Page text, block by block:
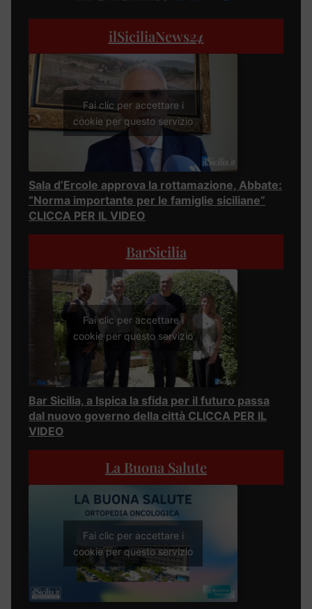
ilSiciliaNews24
Fai clic per accettare i
cookie per questo servizio
Sala d’Ercole approva la rottamazione, Abbate:
“Norma importante per le famiglie siciliane”
CLICCA PER IL VIDEO
BarSicilia
Fai clic per accettare i
cookie per questo servizio
Bar Sicilia, a Ispica la sfida per il futuro passa
dal nuovo governo della città CLICCA PER IL
VIDEO
La Buona Salute
Fai clic per accettare i
cookie per questo servizio